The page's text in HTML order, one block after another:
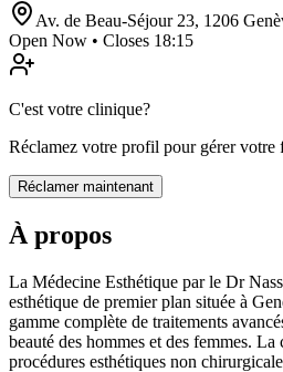
Av. de Beau-Séjour 23, 1206
Open Now • Closes 18:15
C'est votre clinique?
Réclamez votre profil pour gérer votre
Réclamer maintenant
À propos
La Médecine Esthétique par le Dr
esthétique de premier plan située à
gamme complète de traitements
beauté des hommes et des femmes.
procédures esthétiques non